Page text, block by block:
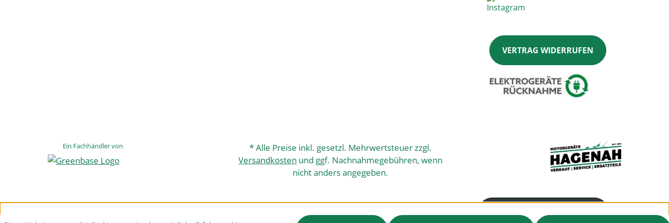
VERTRAG WIDERRUFEN
Ein Fachhändler von
* Alle Preise inkl. gesetzl. Mehrwertsteuer zzgl.
Versandkosten und ggf. Nachnahmegebühren, wenn
nicht anders angegeben.